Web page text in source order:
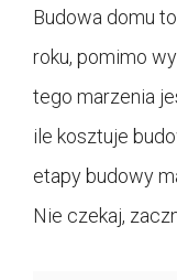
Budowa domu
roku, pomimo
tego marzenia
ile kosztuje
etapy budowy
Nie czekaj,